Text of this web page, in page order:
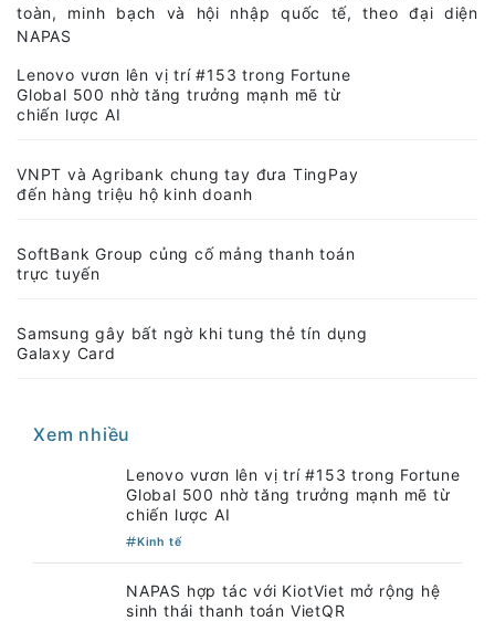
toàn, minh bạch và hội nhập quốc tế, theo đại diện
NAPAS
Lenovo vươn lên vị trí #153 trong Fortune
Global 500 nhờ tăng trưởng mạnh mẽ từ
chiến lược AI
VNPT và Agribank chung tay đưa TingPay
đến hàng triệu hộ kinh doanh
SoftBank Group củng cố mảng thanh toán
trực tuyến
Samsung gây bất ngờ khi tung thẻ tín dụng
Galaxy Card
Xem nhiều
Lenovo vươn lên vị trí #153 trong Fortune
Global 500 nhờ tăng trưởng mạnh mẽ từ
chiến lược AI
Kinh tế
NAPAS hợp tác với KiotViet mở rộng hệ
sinh thái thanh toán VietQR